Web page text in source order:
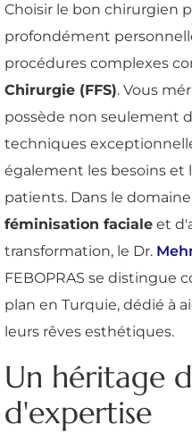
Choisir le bon chirurgien
profondément
procédures complexes
Chirurgie (FFS). Vous
possède non seulement
techniques
également les besoins et
patients. Dans le
féminisation faciale et
transformation, le Dr.
FEBOPRAS se distingue
plan en Turquie, dédié à
leurs rêves esthétiques.
Un héritage
d'expertise